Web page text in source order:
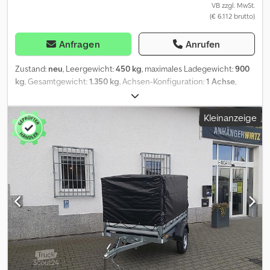
VB zzgl. MwSt.
(€ 6.112 brutto)
Anfragen Anrufen
Zustand: neu, Leergewicht:450 kg, maximales Ladegewicht:900
kg , Gesamtgewicht:1.350 kg , Achsen-Konfiguration:1 Achse
, Laderaumbreite:
Laderaumhöhe:1.600 mm, Reifengröße:185R14C, Baujahr:2026,
Stabiler Einachser, Kofferanhänger, 1350 kg zulässiges
Gesamtgewicht, Robuster Stahlprofilrahmen mit Kofferaufbau
aus 25 mm starken glatten Polyester- Isolierschaumwänden.
Abgerundete Eckprofile aus eloxiertem Aluminium ermöglicht
eine Kraftstoffeinsparung von 10 bis 17 %, Doppelflügeltür hinten,
mit geschweißtem feuerverzinktem Heckrahmenportal. solide
Scharniere und Verschlüsse aus rostfreiem Stahl. Chodpfji R H
Ukex Am Uja Verzurrbügel im Bodenrahmen und wenn
erforderlich innen am Dachrahmenprofil. Verzurrschiene
beidseitig an den Wänden auf Wunschhöhe montiert plus 175,00
Euro, netto 100 km/h plus 115,00 Euro , netto TÜV und Brief
Kleinanzeige